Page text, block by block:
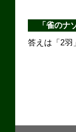
「雀のナ
答えは「2羽